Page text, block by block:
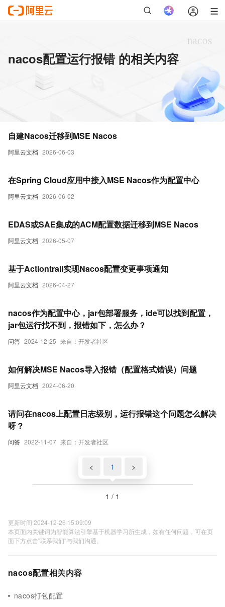
nacos配置运行报错 的相关内容
阿里云文档 2026-06-03
自建Nacos迁移到MSE Nacos
阿里云文档 2026-06-02
在Spring Cloud应用中接入MSE Nacos作为配置中心
阿里云文档 2026-05-07
EDAS或SAE集成的ACM配置数据迁移到MSE Nacos
阿里云文档 2026-04-27
基于Actiontrail实现Nacos配置变更事项通知
问答 2024-12-25 来自：开发者社区
nacos作为配置中心，jar包部署服务，ide可以找到配置，
jar包运行找不到，报错如下，怎么办？
阿里云文档 2024-06-20
如何解决MSE Nacos导入报错（配置格式错误）问题
问答 2022-11-07 来自：开发者社区
请问在nacos上配置日志级别，运行报错这个问题怎么解决
呀？
< 1 >
1 / 1
更新时间 2024-12-26 15:09:09
本页面内关键词为智能算法引擎基于机器学习所生成，如有任何问题，可在页
面下方点击"联系我们"与我们沟通。
nacos配置相关内容
nacos打包配置